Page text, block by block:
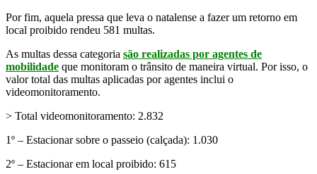
Por fim, aquela pressa que leva o natalense a fazer um retorno em
local proibido rendeu 581 multas.
As multas dessa categoria são realizadas por agentes de
mobilidade que monitoram o trânsito de maneira virtual. Por isso, o
valor total das multas aplicadas por agentes inclui o
videomonitoramento.
> Total videomonitoramento: 2.832
1º – Estacionar sobre o passeio (calçada): 1.030
2º – Estacionar em local proibido: 615